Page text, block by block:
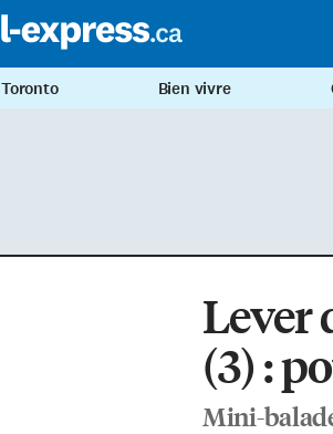
Toronto Bien vivre
Lever
(3) :
Mini-